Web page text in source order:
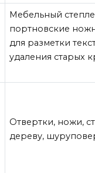
Мебельный
портновские
для разметки
удаления старых
Отвертки, ножи,
дереву,